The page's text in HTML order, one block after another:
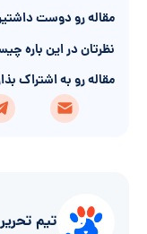
مقاله رو دوست
نظرتان در این باره
مقاله رو به اشتراک
تیم